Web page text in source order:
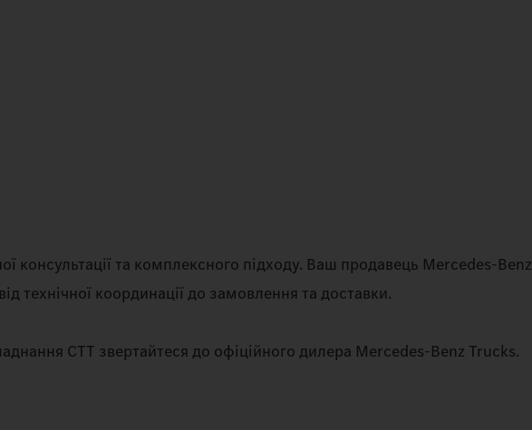
консультації та комплексного підходу. Ваш продавець Mercedes‑Benz
технічної координації до замовлення та доставки.
CTT звертайтеся до офіційного дилера Mercedes‑Benz Trucks.